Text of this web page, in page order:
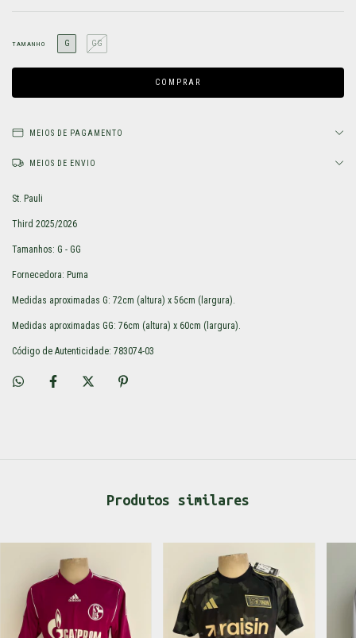
TAMANHO G GG
MEIOS DE PAGAMENTO
MEIOS DE ENVIO
St. Pauli
Third 2025/2026
Tamanhos: G - GG
Fornecedora: Puma
Medidas aproximadas G: 72cm (altura) x 56cm (largura).
Medidas aproximadas GG: 76cm (altura) x 60cm (largura).
Código de Autenticidade: 783074-03
Produtos similares